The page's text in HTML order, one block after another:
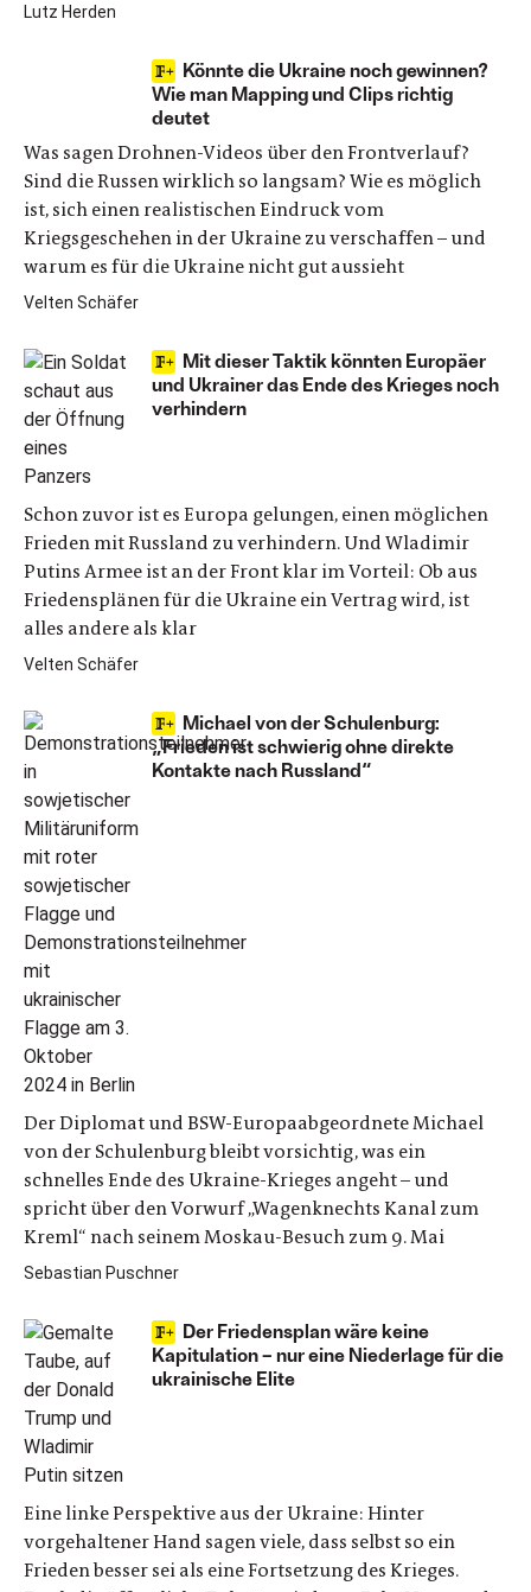
Lutz Herden
Könnte die Ukraine noch gewinnen?
Wie man Mapping und Clips richtig
deutet
Was sagen Drohnen-Videos über den Frontverlauf?
Sind die Russen wirklich so langsam? Wie es möglich
ist, sich einen realistischen Eindruck vom
Kriegsgeschehen in der Ukraine zu verschaffen – und
warum es für die Ukraine nicht gut aussieht
Velten Schäfer
Mit dieser Taktik könnten Europäer
und Ukrainer das Ende des Krieges noch
verhindern
Schon zuvor ist es Europa gelungen, einen möglichen
Frieden mit Russland zu verhindern. Und Wladimir
Putins Armee ist an der Front klar im Vorteil: Ob aus
Friedensplänen für die Ukraine ein Vertrag wird, ist
alles andere als klar
Velten Schäfer
Michael von der Schulenburg:
„Frieden ist schwierig ohne direkte
Kontakte nach Russland“
Der Diplomat und BSW-Europaabgeordnete Michael
von der Schulenburg bleibt vorsichtig, was ein
schnelles Ende des Ukraine-Krieges angeht – und
spricht über den Vorwurf „Wagenknechts Kanal zum
Kreml“ nach seinem Moskau-Besuch zum 9. Mai
Sebastian Puschner
Der Friedensplan wäre keine
Kapitulation – nur eine Niederlage für die
ukrainische Elite
Eine linke Perspektive aus der Ukraine: Hinter
vorgehaltener Hand sagen viele, dass selbst so ein
Frieden besser sei als eine Fortsetzung des Krieges.